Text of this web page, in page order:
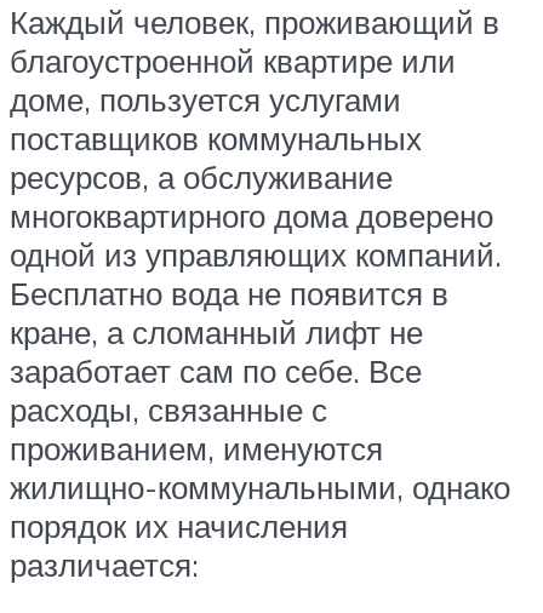
Каждый человек, проживающий в
благоустроенной квартире или
доме, пользуется услугами
поставщиков коммунальных
ресурсов, а обслуживание
многоквартирного дома доверено
одной из управляющих компаний.
Бесплатно вода не появится в
кране, а сломанный лифт не
заработает сам по себе. Все
расходы, связанные с
проживанием, именуются
жилищно-коммунальными, однако
порядок их начисления
различается: